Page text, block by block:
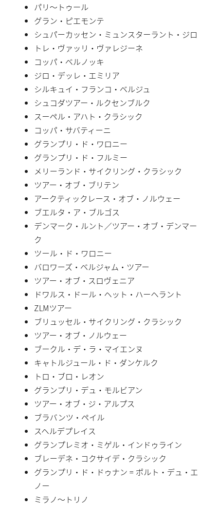
パリ〜トゥール
グラン・ピエモンテ
シュパーカッセン・ミュンスターラント・ジロ
トレ・ヴァッリ・ヴァレジーネ
コッパ・ベルノッキ
ジロ・デッレ・エミリア
シルキュイ・フランコ・ベルジュ
シュコダツアー・ルクセンブルク
スーペル・アハト・クラシック
コッパ・サバティーニ
グランプリ・ド・ワロニー
グランプリ・ド・フルミー
メリーランド・サイクリング・クラシック
ツアー・オブ・ブリテン
アークティックレース・オブ・ノルウェー
ブエルタ・ア・ブルゴス
デンマーク・ルント／ツアー・オブ・デンマー
ク
ツール・ド・ワロニー
バロワーズ・ベルジャム・ツアー
ツアー・オブ・スロヴェニア
ドワルス・ドール・ヘット・ハーヘラント
ZLMツアー
ブリュッセル・サイクリング・クラシック
ツアー・オブ・ノルウェー
ブークル・デ・ラ・マイエンヌ
キャトルジュール・ド・ダンケルク
トロ・ブロ・レオン
グランプリ・デュ・モルビアン
ツアー・オブ・ジ・アルプス
ブラバンツ・ペイル
スヘルデプレイス
グランプレミオ・ミゲル・インドゥライン
ブレーデネ・コクサイデ・クラシック
グランプリ・ド・ドゥナン = ポルト・デュ・エ
ノー
ミラノ〜トリノ